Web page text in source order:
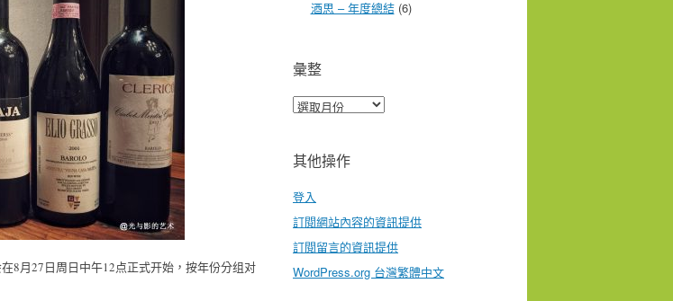
8月27日周日中午12点正式开始，按年份分组对
酒思 – 年度總結(6)
彙整
彙
其他操作
登入
訂閱網站內容的資訊提供
訂閱留言的資訊提供
WordPress.org 台灣繁體中文